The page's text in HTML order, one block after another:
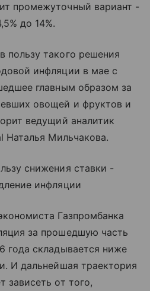
промежуточный вариант -
до 14%.
пользу такого решения
инфляции в мае с
главным образом за
овощей и фруктов и
ведущий аналитик
Наталья Мильчакова.
снижения ставки -
инфляции
Газпромбанка
за прошедшую часть
года складывается ниже
И дальнейшая траектория
зависеть от того,